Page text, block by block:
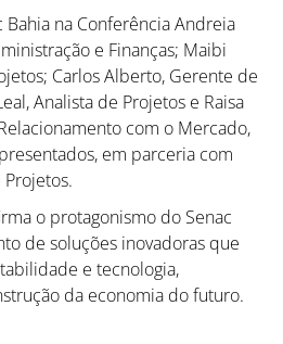
Bahia na Conferência Andreia
e Finanças; Maibi
Carlos Alberto, Gerente de
Analista de Projetos e Raisa
com o Mercado,
em parceria com
Projetos.
o protagonismo do Senac
de soluções inovadoras que
e tecnologia,
da economia do futuro.